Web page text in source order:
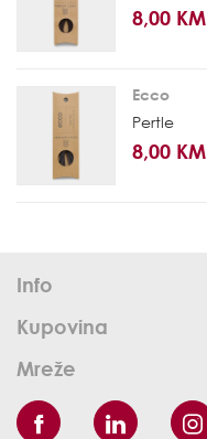
8,00 KM
Ecco
Pertle
8,00 KM
Info
Kupovina
Mreže